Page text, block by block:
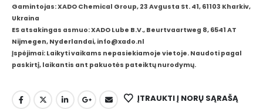
Gamintojas: XADO Chemical Group, 23 Avgusta St. 41, 61103 Kharkiv,
Ukraina
ES atsakingas asmuo: XADO Lube B.V., Beurtvaartweg 8, 6541 AT
Nijmegen, Nyderlandai, info@xado.nl
Įspėjimai: Laikyti vaikams nepasiekiamoje vietoje. Naudoti pagal
paskirtį, laikantis ant pakuotės pateiktų nurodymų.
ĮTRAUKTI Į NORŲ SĄRAŠĄ